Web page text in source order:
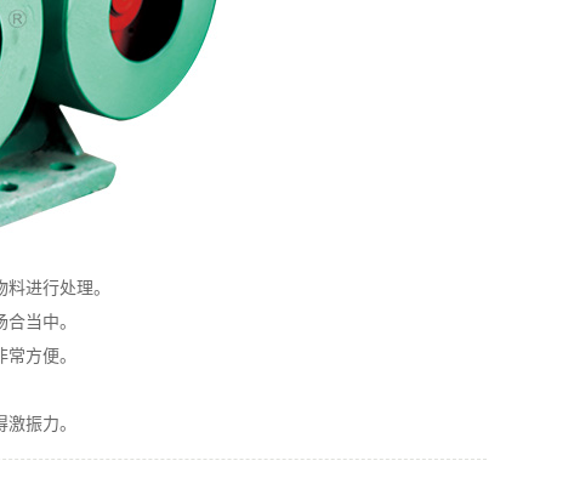
进行处理。
当中。
方便。
振力。